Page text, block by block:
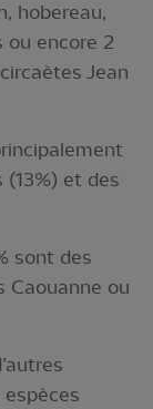
hobereau,
ou encore 2
Jean
(13%) et des
sont des
ou